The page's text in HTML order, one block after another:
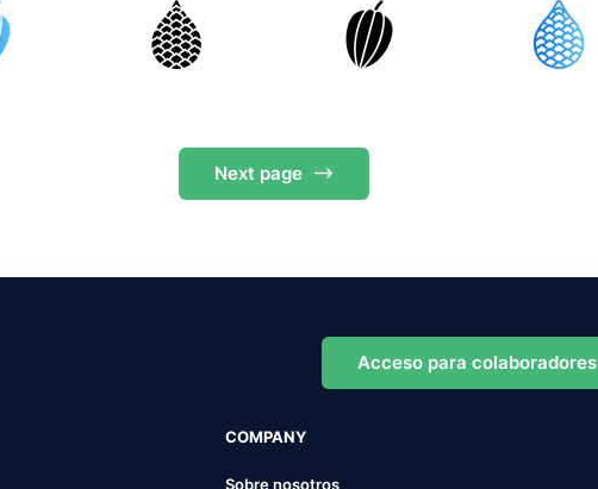
Next page
Acceso para colaboradores
COMPANY
Sobre nosotros